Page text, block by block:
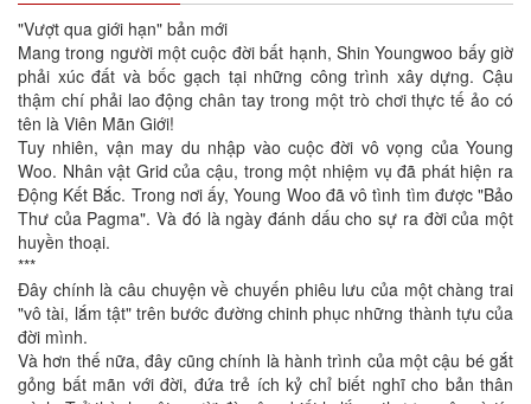
"Vượt qua giới hạn" bản mới
Mang trong người một cuộc đời bất hạnh, Shin Youngwoo bấy giờ
phải xúc đất và bốc gạch tại những công trình xây dựng. Cậu
thậm chí phải lao động chân tay trong một trò chơi thực tế ảo có
tên là Viên Mãn Giới!
Tuy nhiên, vận may du nhập vào cuộc đời vô vọng của Young
Woo. Nhân vật Grid của cậu, trong một nhiệm vụ đã phát hiện ra
Động Kết Bắc. Trong nơi ấy, Young Woo đã vô tình tìm được "Bảo
Thư của Pagma". Và đó là ngày đánh dấu cho sự ra đời của một
huyền thoại.
***
Đây chính là câu chuyện về chuyến phiêu lưu của một chàng trai
"vô tài, lắm tật" trên bước đường chinh phục những thành tựu của
đời mình.
Và hơn thế nữa, đây cũng chính là hành trình của một cậu bé gắt
gỏng bất mãn với đời, đứa trẻ ích kỷ chỉ biết nghĩ cho bản thân